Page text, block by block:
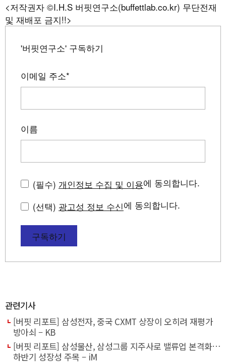
<저작권자 ©I.H.S 버핏연구소(buffettlab.co.kr) 무단전재
및 재배포 금지!!>
'버핏연구소' 구독하기
이메일 주소*
이름
(필수) 개인정보 수집 및 이용에 동의합니다.
(선택) 광고성 정보 수신에 동의합니다.
구독하기
관련기사
[버핏 리포트] 삼성전자, 중국 CXMT 상장이 오히려 재평가
방아쇠 – KB
[버핏 리포트] 삼성물산, 삼성그룹 지주사로 밸류업 본격화…
하반기 성장성 주목 – iM